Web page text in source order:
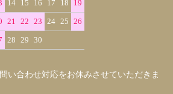
14 15 16 17 18 19
21 22 23 24 25 26
28 29 30
い合わせ対応をお休みさせていただきま